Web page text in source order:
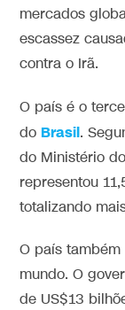
mercados
escassez
contra o Irã.
O país é o
do Brasil.
do Ministério
representou
totalizando
O país
mundo. O
de US$13